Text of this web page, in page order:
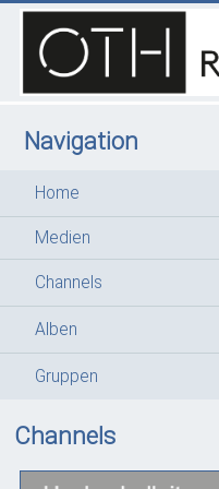
Navigation
Home
Medien
Channels
Alben
Gruppen
Channels